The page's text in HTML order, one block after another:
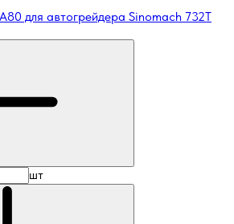
для автогрейдера Sinomach 732T
шт